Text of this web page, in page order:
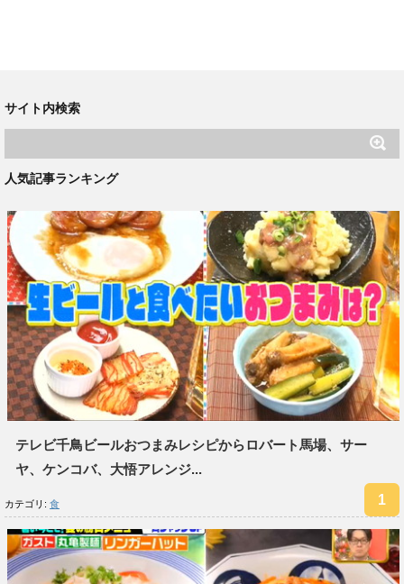
サイト内検索
人気記事ランキング
テレビ千鳥ビールおつまみレシピからロバート馬場、サー
ヤ、ケンコバ、大悟アレンジ...
カテゴリ: 食